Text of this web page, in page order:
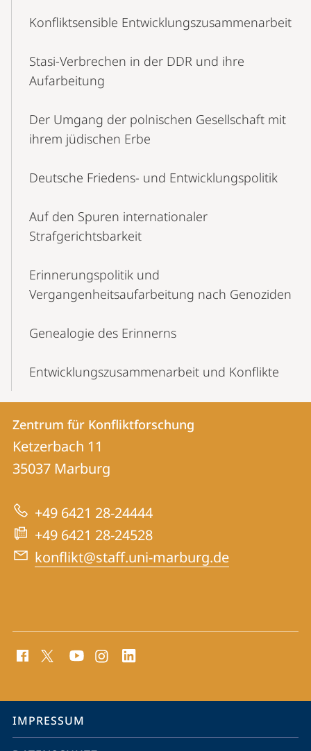
Konfliktsensible Entwicklungszusammenarbeit
Stasi-Verbrechen in der DDR und ihre
Aufarbeitung
Der Umgang der polnischen Gesellschaft mit
ihrem jüdischen Erbe
Deutsche Friedens- und Entwicklungspolitik
Auf den Spuren internationaler
Strafgerichtsbarkeit
Erinnerungspolitik und
Vergangenheitsaufarbeitung nach Genoziden
Genealogie des Erinnerns
Entwicklungszusammenarbeit und Konflikte
Kontakt
und
Informationen
zur
Website
Kontaktinformationen
Zentrum
für
Konfliktforschung
Zentrum für Konfliktforschung
Ketzerbach 11
35037 Marburg
+49 6421 28-24444
+49 6421 28-24528
konflikt@staff.uni-marburg.de
Media
Service-
Navigation
IMPRESSUM